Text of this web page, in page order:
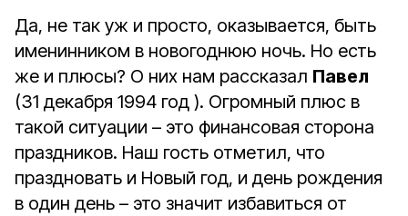
Да, не так уж и просто, оказывается, быть
именинником в новогоднюю ночь. Но есть
же и плюсы? О них нам рассказал Павел
(31 декабря 1994 год ). Огромный плюс в
такой ситуации – это финансовая сторона
праздников. Наш гость отметил, что
праздновать и Новый год, и день рождения
в один день – это значит избавиться от